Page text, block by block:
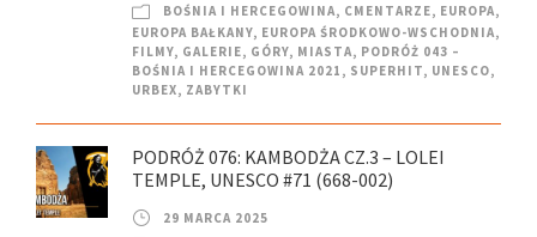
BOŚNIA I HERCEGOWINA, CMENTARZE, EUROPA,
EUROPA BAŁKANY, EUROPA ŚRODKOWO-WSCHODNIA,
FILMY, GALERIE, GÓRY, MIASTA, PODRÓŻ 043 –
BOŚNIA I HERCEGOWINA 2021 , SUPERHIT, UNESCO,
URBEX, ZABYTKI
PODRÓŻ 076: KAMBODŻA CZ.3 – LOLEI
TEMPLE, UNESCO #71 (668-002)
29 MARCA 2025